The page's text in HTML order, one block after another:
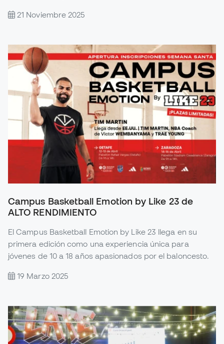
21 Noviembre 2025
Campus Basketball Emotion by Like 23 de
ALTO RENDIMIENTO
El Campus Basketball Emotion by Like 23 llega en su
primera edición como una experiencia única para
jóvenes de 10 a 18 años apasionados por el baloncesto.
19 Marzo 2025